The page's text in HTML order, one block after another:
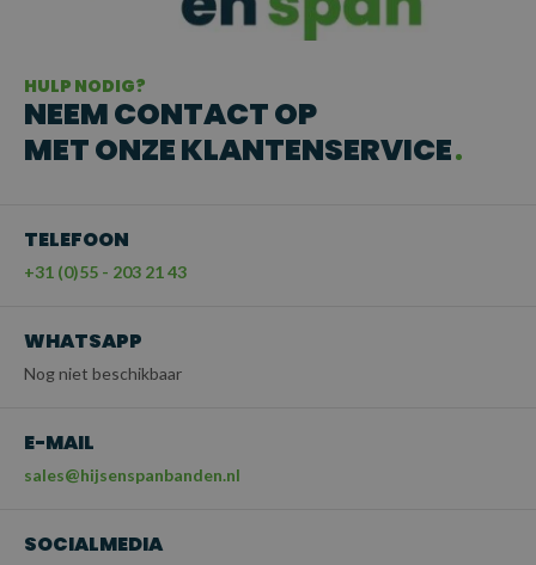
HULP NODIG?
NEEM CONTACT OP
MET ONZE KLANTENSERVICE
TELEFOON
+31 (0)55 - 203 21 43
WHATSAPP
Nog niet beschikbaar
E-MAIL
sales@hijsenspanbanden.nl
SOCIALMEDIA